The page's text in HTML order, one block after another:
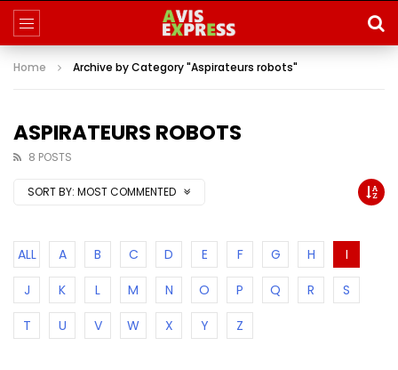
Home Archive by Category "Aspirateurs robots"
ASPIRATEURS ROBOTS
8 POSTS
SORT BY: MOST COMMENTED
ALL A B C D E F G H
I
J
K L M N O P Q R
S
T
U V W X Y Z